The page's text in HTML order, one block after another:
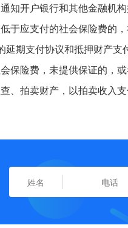
知开户银行和其他金融机
于应支付的社会保险费的
延期支付协议和抵押财产支
保险费，未提供保证的，
、拍卖财产，以拍卖收入